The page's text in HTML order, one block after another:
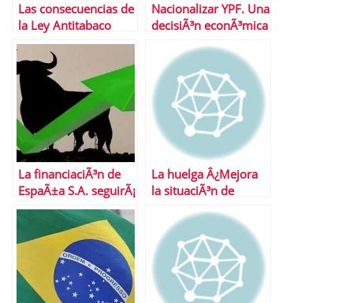
Las consecuencias de
la Ley Antitabaco
Nacionalizar YPF. Una
decisiÃ³n econÃ³mica
La financiaciÃ³n de
EspaÃ±a S.A. seguirÃ¡
abaratÃ¡ndose
despuÃ©s de verano
La huelga Â¿Mejora
la situaciÃ³n de